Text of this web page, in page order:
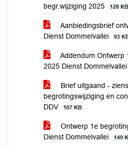
begr.wijziging 2025
128 KB
Aanbiedingsbrief
Dienst Dommelvallei
93
Addendum Ontwerp
2025 Dienst Dommelvallei
Brief uitgaand -
begrotingswijziging en
DDV
107 KB
Ontwerp 1e
Dienst Dommelvallei
149